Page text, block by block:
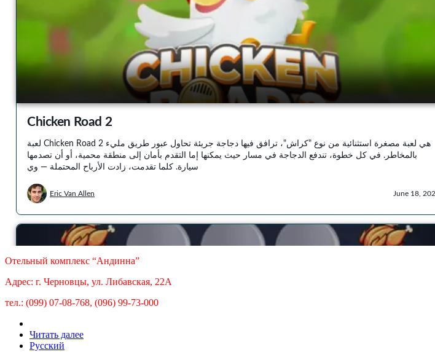
Отельный комплекс “Андинна”
Адрес: г. Черновцы, ул. Либавская, 22А
тел.: (099) 07-08-768, (096) 99-73-000
Читать далее
Русский